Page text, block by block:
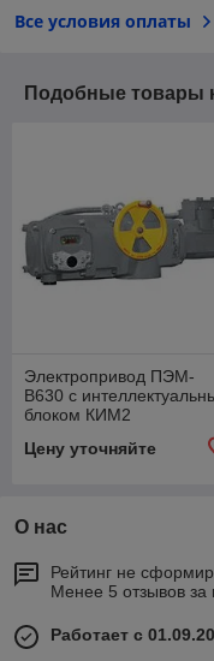
Все условия оплаты
Подобные товары
Электропривод ПЭМ-
В630 с
блоком КИМ2
Цену уточняйте
О нас
Рейтинг не
Менее 5 отзывов за
Работает с